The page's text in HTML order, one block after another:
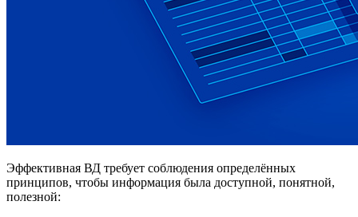
Эффективная ВД требует соблюдения определённых
принципов, чтобы информация была доступной, понятной,
полезной: